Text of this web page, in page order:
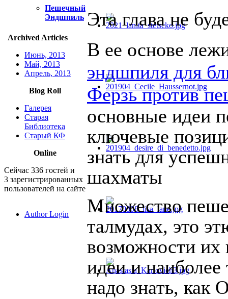
Пешечный
Эндшпиль
Archived Articles
Июнь, 2013
Май, 2013
Апрель, 2013
Blog Roll
Галерея
Старая
Библиотека
Старый КФ
Online
Сейчас 336 гостей и
3 зарегистрированных
пользователей на сайте
Author Login
Эта глава не
В ее основе
эндшпиля для
Ферзь против
основные идеи
ключевые
знать для
шахматы
Множество
талмудах, это
возможности их
идеи и
надо знать,